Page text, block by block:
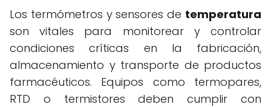
Los termómetros y sensores de temperatura
son vitales para monitorear y controlar
condiciones críticas en la fabricación,
almacenamiento y transporte de productos
farmacéuticos. Equipos como termopares,
RTD o termistores deben cumplir con